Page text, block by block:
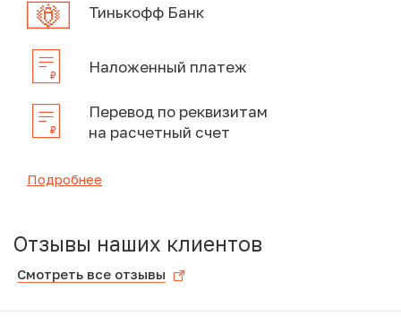
Тинькофф Банк
Наложенный платеж
Перевод по реквизитам
на расчетный счет
Подробнее
Отзывы наших клиентов
Смотреть все отзывы